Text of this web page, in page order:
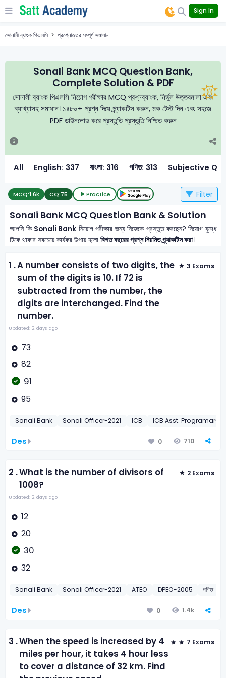
Sign In
সোনালী ব্যাংক পিএলসি প্রশ্নোত্তর সম্পূর্ণ সমাধান
Sonali Bank MCQ Question Bank,
Complete Solution & PDF
সোনালী ব্যাংক পিএলসি নিয়োগ পরীক্ষার MCQ প্রশ্নব্যাংক, নির্ভুল উত্তরমালা এবং
ব্যাখ্যাসহ সমাধান। ১৪৮০+ প্রশ্ন দিয়ে প্র্যাকটিস করুন, মক টেস্ট দিন এবং সহজে
PDF ডাউনলোড করে প্রস্তুতি প্রস্তুতি নিশ্চিত করুন
All English: 337 বাংলা: 316 গণিত: 313 Subjective
MCQ:1.6k CQ:75 Practice Filter
Sonali Bank MCQ Question Bank & Solution
আপনি কি Sonali Bank নিয়োগ পরীক্ষার জন্য নিজেকে প্রস্তুত করছেন? নিয়োগ যুদ্ধে
টিকে থাকার সবচেয়ে কার্যকর উপায় হলোবিগত বছরের প্রশ্ন নিয়মিত প্র্যাকটিস করা।
1 .A number consists of two digits, the
sum of the digits is 10. If 72 is
subtracted from the number, the
digits are interchanged. Find the
number.
3 Exams
Updated: 2 days ago
73
82
91
95
Sonali Bank Sonali Officer-2021 ICB ICB Asst. Programar-
Des 0 710
2 .What is the number of divisors of
1008?
2 Exams
Updated: 2 days ago
12
20
30
32
Sonali Bank Sonali Officer-2021 ATEO DPEO-2005 গণিত
Des 0 1.4k
3 .When the speed is increased by 4
miles per hour, it takes 4 hour less
to cover a distance of 32 km. Find
7 Exams